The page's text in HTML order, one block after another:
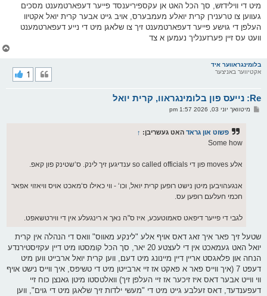
מיט די ווילידזש, סך הכל האט אן עקספיריענסד פייער דעפארטמענט מסכים
געווען צו טרענירן קרית יואלע מעמבערס, אויב גייט אבער קרית יואל אקטיוו
העלפן די גוישע פייער דעפארטמענט זיך צו שלאגן מיט די נייע דעפארטמענט
וועט עס זיין פערזענליך נעמען א צד
בלומינגראווער איד
אקטיווער באניצער
Re: נייעס פון בלומינגראוו, קרית יואל
1
פמיטוואך יוני 03, 2026 1:57 pm
פשוט און גראד האט געשריבן: ↑
Some how
אלע moves פון די so called officials ענדיגען זיך לינק. ס‘שטינק פון קאפ.
אנגעהויבען מיטן נישט רופען קרית יואל, וכו‘ - ווי כאילו ס‘מאכט אויס וויאזוי אפאר
חכמי חעלעם רופען עס.
לגבי די פייער דיפאט סאמוטעכע, איז ס"ה נאך א רינגעלע אין די ווירטשאפט.
שטעל זיך פאר איך זאג דאס אויף אלע "לינקע מאווס" וואס די הנהלה אין קרית
יואל האט געמאכט אין די לעצטע 20 יאר, סך הכל קומסטו מיט דיין עקזיסטירנדע
הנחה און פלאגסט אריין דיין מיינונג מיט דעם, ווען קרית יואל ארבייט ווען מיט
דעפט 7 (איך ווייס פאר א פאקט אז זיי ארבייטן מיט די טשיפס, איך ווייס נישט אויף
ווי ווייט אבער דאס איז זיכער אז זיי העלפן זיך) וואלטסטו מיטן גאנצן כוח זיי
דעפענדעד, דאס זעלבע גייט מיט די "מעשי ילדות זיך שלאגן מיט די גוים", ווען